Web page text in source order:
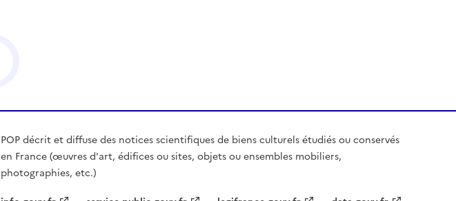
POP décrit et diffuse des notices scientifiques de biens culturels étudiés ou conservés
en France (œuvres d'art, édifices ou sites, objets ou ensembles mobiliers,
photographies, etc.)